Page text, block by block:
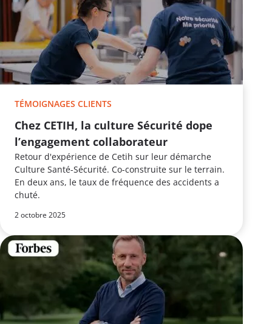
TÉMOIGNAGES CLIENTS
Chez CETIH, la culture Sécurité dope
l’engagement collaborateur
Retour d'expérience de Cetih sur leur démarche
Culture Santé-Sécurité. Co-construite sur le terrain.
En deux ans, le taux de fréquence des accidents a
chuté.
2 octobre 2025